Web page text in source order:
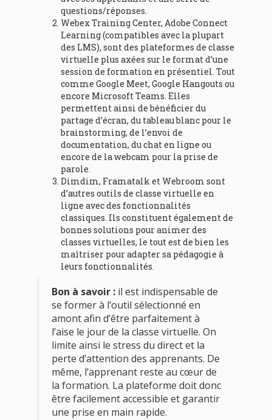
questions/réponses.
Webex Training Center, Adobe Connect
Learning (compatibles avec la plupart
des LMS), sont des plateformes de classe
virtuelle plus axées sur le format d’une
session de formation en présentiel. Tout
comme Google Meet, Google Hangouts ou
encore Microsoft Teams. Elles
permettent ainsi de bénéficier du
partage d’écran, du tableau blanc pour le
brainstorming, de l’envoi de
documentation, du chat en ligne ou
encore de la webcam pour la prise de
parole.
Dimdim, Framatalk et Webroom sont
d’autres outils de classe virtuelle en
ligne avec des fonctionnalités
classiques. Ils constituent également de
bonnes solutions pour animer des
classes virtuelles, le tout est de bien les
maîtriser pour adapter sa pédagogie à
leurs fonctionnalités.
Bon à savoir : il est indispensable de
se former à l’outil sélectionné en
amont afin d’être parfaitement à
l’aise le jour de la classe virtuelle. On
limite ainsi le stress du direct et la
perte d’attention des apprenants. De
même, l’apprenant reste au cœur de
la formation. La plateforme doit donc
être facilement accessible et garantir
une prise en main rapide.